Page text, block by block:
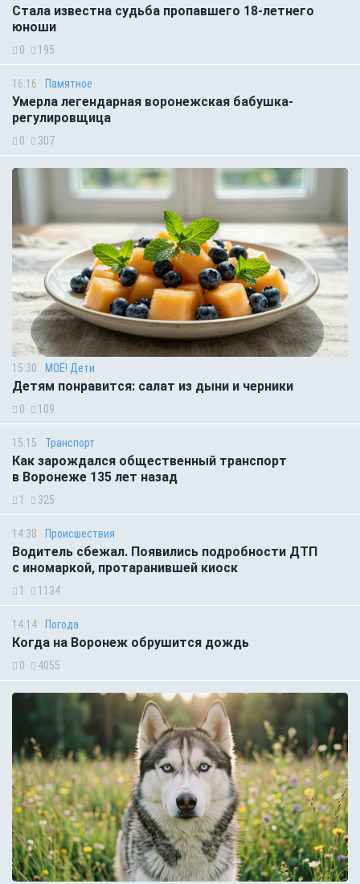
Стала известна судьба пропавшего 18-летнего
юноши
0 195
16:16 Памятное
Умерла легендарная воронежская бабушка-
регулировщица
0 307
15:30 МОЁ! Дети
Детям понравится: салат из дыни и черники
0 109
15:15 Транспорт
Как зарождался общественный транспорт
в Воронеже 135 лет назад
1 325
14:38 Происшествия
Водитель сбежал. Появились подробности ДТП
с иномаркой, протаранившей киоск
1 1134
14:14 Погода
Когда на Воронеж обрушится дождь
0 4055